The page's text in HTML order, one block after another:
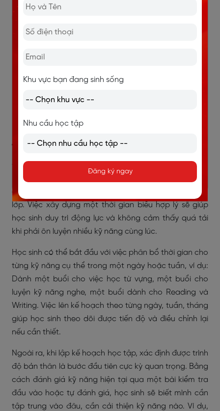
4.1. Quản lý thời gian học IELTS hiệu quả
Để việc học IELTS đạt hiệu quả cao, học sinh lớp 11 cần
phải lên kế hoạch học tập rõ ràng và chi tiết, sao cho
có thể cân bằng với lịch học các môn học khác trên
lớp. Việc xây dựng một thời gian biểu hợp lý sẽ giúp
học sinh duy trì động lực và không cảm thấy quá tải
khi phải ôn luyện nhiều kỹ năng cùng lúc.
Học sinh có thể bắt đầu với việc phân bổ thời gian cho
từng kỹ năng cụ thể trong một ngày hoặc tuần, ví dụ:
Dành một buổi cho việc học từ vựng, một buổi cho
luyện kỹ năng nghe, một buổi dành cho Reading và
Writing. Việc lên kế hoạch theo từng ngày, tuần, tháng
giúp học sinh theo dõi được tiến độ và điều chỉnh lại
nếu cần thiết.
Ngoài ra, khi lập kế hoạch học tập, xác định được trình
độ bản thân là bước đầu tiên cực kỳ quan trọng. Bằng
cách đánh giá kỹ năng hiện tại qua một bài kiểm tra
đầu vào hoặc tự đánh giá, học sinh sẽ biết mình cần
tập trung vào đâu, cần cải thiện kỹ năng nào. Ví dụ,
Khu vực bạn đang sinh sống
Nhu cầu học tập
Đăng ký ngay